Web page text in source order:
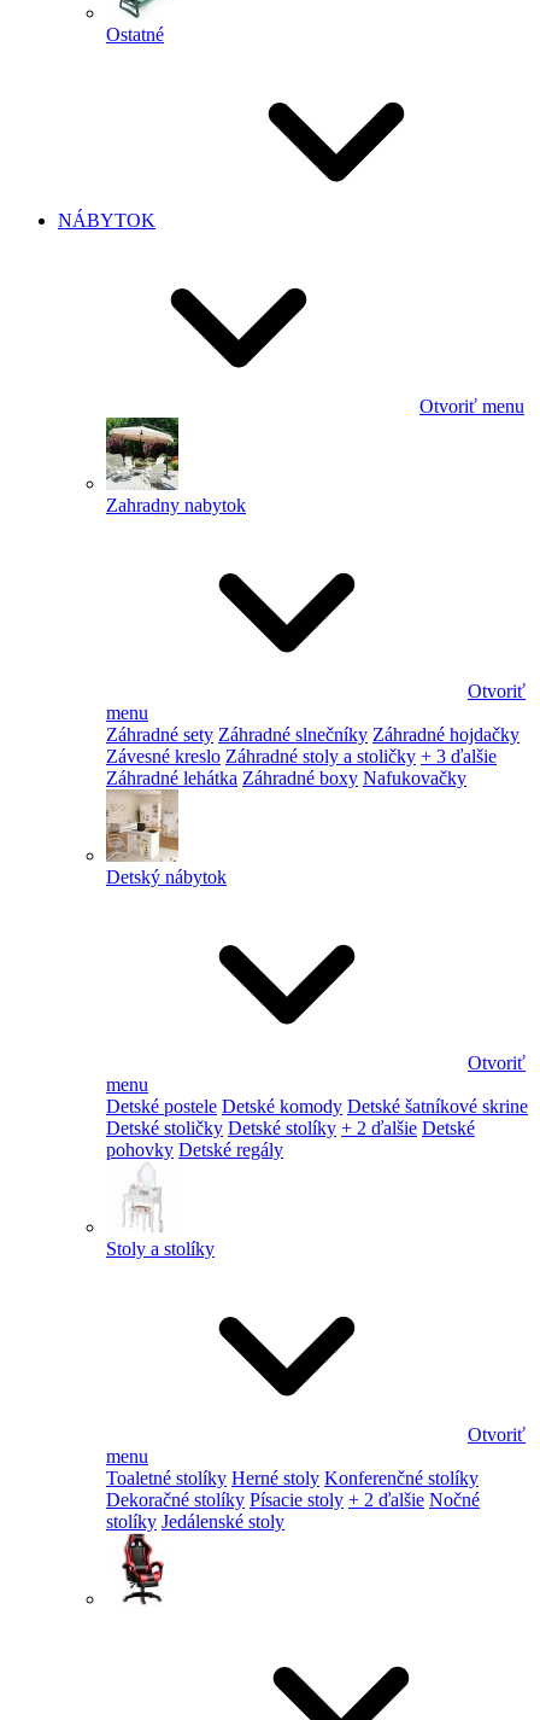
Ostatné
NÁBYTOK
Otvoriť menu
Zahradny nabytok
Otvoriť
menu
Záhradné sety Záhradné slnečníky Záhradné hojdačky
Závesné kreslo Záhradné stoly a stoličky + 3 ďalšie
Záhradné lehátka Záhradné boxy Nafukovačky
Detský nábytok
Otvoriť
menu
Detské postele Detské komody Detské šatníkové skrine
Detské stoličky Detské stolíky + 2 ďalšie Detské
pohovky Detské regály
Stoly a stolíky
Otvoriť
menu
Toaletné stolíky Herné stoly Konferenčné stolíky
Dekoračné stolíky Písacie stoly + 2 ďalšie Nočné
stolíky Jedálenské stoly